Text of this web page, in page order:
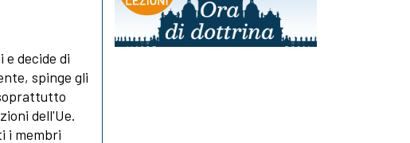
e decide di
spinge gli
dell'Ue.
i membri